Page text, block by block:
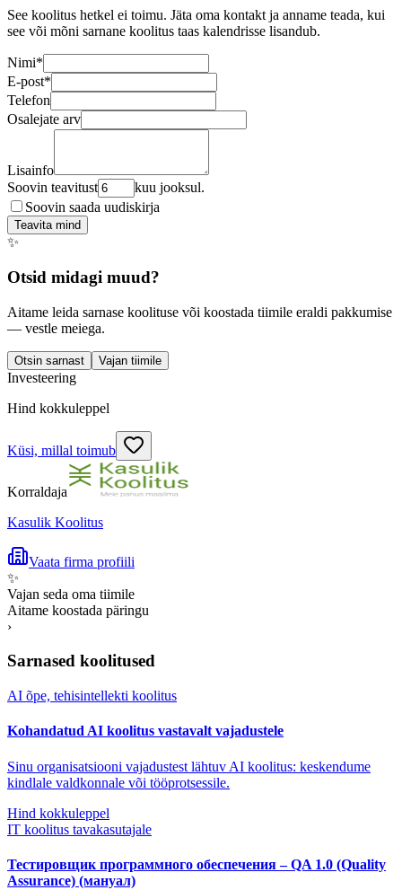
See koolitus hetkel ei toimu. Jäta oma kontakt ja anname teada, kui
see või mõni sarnane koolitus taas kalendrisse lisandub.
Nimi*
E-post*
Telefon
Osalejate arv
Lisainfo
Soovin teavitust
kuu jooksul.
Soovin saada uudiskirja
Teavita mind
✨
Otsid midagi muud?
Aitame leida sarnase koolituse või koostada tiimile eraldi pakkumise
— vestle meiega.
Otsin sarnast Vajan tiimile
Investeering
Hind kokkuleppel
Küsi, millal toimub
Korraldaja
Kasulik Koolitus
Vaata firma profiili
✨
Vajan seda oma tiimile
Aitame koostada päringu
›
Sarnased koolitused
AI õpe, tehisintellekti koolitus
Kohandatud AI koolitus vastavalt vajadustele
Sinu organisatsiooni vajadustest lähtuv AI koolitus: keskendume
kindlale valdkonnale või tööprotsessile.
Hind kokkuleppel
IT koolitus tavakasutajale
Тестировщик программного обеспечения – QA 1.0 (Quality
Assurance) (мануал)